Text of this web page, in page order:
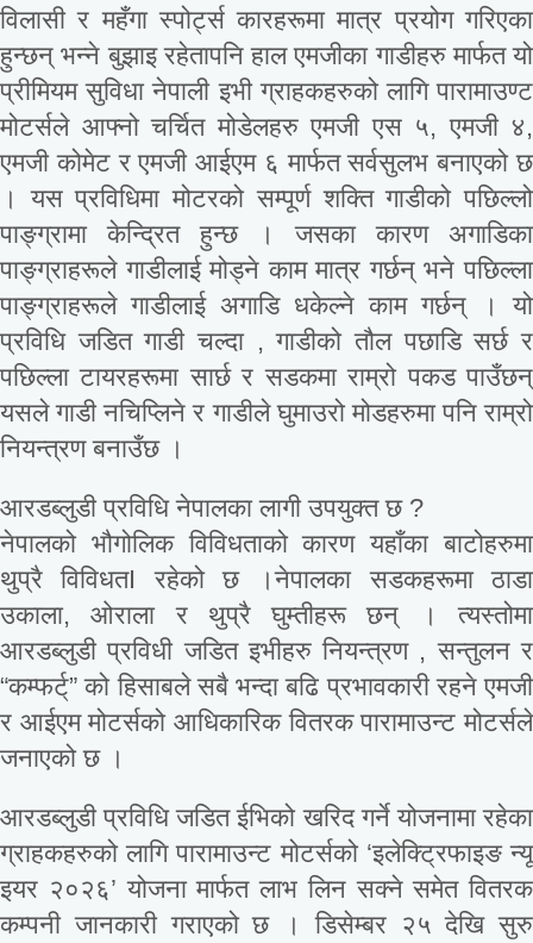
विलासी र महँगा स्पोर्ट्स कारहरूमा मात्र प्रयोग गरिएका
हुन्छन् भन्ने बुझाइ रहेतापनि हाल एमजीका गाडीहरु मार्फत यो
प्रीमियम सुविधा नेपाली इभी ग्राहकहरुको लागि पारामाउण्ट
मोटर्सले आफ्नो चर्चित मोडेलहरु एमजी एस ५, एमजी ४,
एमजी कोमेट र एमजी आईएम ६ मार्फत सर्वसुलभ बनाएको छ
। यस प्रविधिमा मोटरको सम्पूर्ण शक्ति गाडीको पछिल्लो
पाङ्ग्रामा केन्द्रित हुन्छ । जसका कारण अगाडिका
पाङ्ग्राहरूले गाडीलाई मोड्ने काम मात्र गर्छन् भने पछिल्ला
पाङ्ग्राहरूले गाडीलाई अगाडि धकेल्ने काम गर्छन् । यो
प्रविधि जडित गाडी चल्दा , गाडीको तौल पछाडि सर्छ र
पछिल्ला टायरहरूमा सार्छ र सडकमा राम्रो पकड पाउँछन्
यसले गाडी नचिप्लिने र गाडीले घुमाउरो मोडहरुमा पनि राम्रो
नियन्त्रण बनाउँछ ।
आरडब्लुडी प्रविधि नेपालका लागी उपयुक्त छ ?
नेपालको भौगोलिक विविधताको कारण यहाँका बाटोहरुमा
थुप्रै विविधतI रहेको छ ।नेपालका सडकहरूमा ठाडा
उकाला, ओराला र थुप्रै घुम्तीहरू छन् । त्यस्तोमा
आरडब्लुडी प्रविधी जडित इभीहरु नियन्त्रण , सन्तुलन र
“कम्फर्ट्” को हिसाबले सबै भन्दा बढि प्रभावकारी रहने एमजी
र आईएम मोटर्सको आधिकारिक वितरक पारामाउन्ट मोटर्सले
जनाएको छ ।
आरडब्लुडी प्रविधि जडित ईभिको खरिद गर्ने योजनामा रहेका
ग्राहकहरुको लागि पारामाउन्ट मोटर्सको ‘इलेक्ट्रिफाइङ न्यू
इयर २०२६’ योजना मार्फत लाभ लिन सक्ने समेत वितरक
कम्पनी जानकारी गराएको छ । डिसेम्बर २५ देखि सुरु